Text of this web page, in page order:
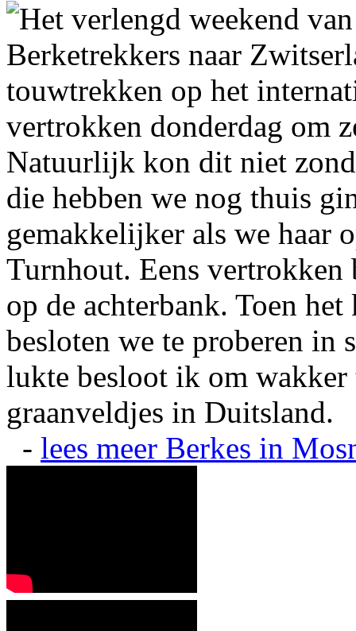
Het verlengd weekend
Berketrekkers naar
touwtrekken op het
vertrokken donderdag om
Natuurlijk kon dit niet
die hebben we nog thuis
gemakkelijker als we haar
Turnhout. Eens vertrokken
op de achterbank. Toen
besloten we te proberen in
lukte besloot ik om
graanveldjes in Duitsland.
- lees meer Berkes in